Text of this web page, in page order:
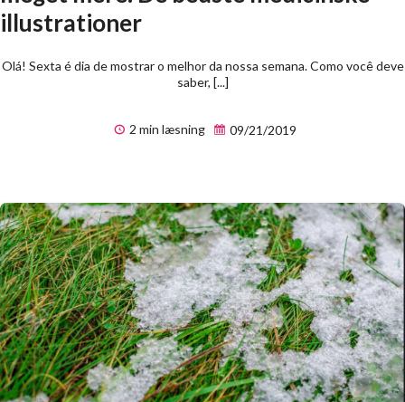
illustrationer
Olá! Sexta é dia de mostrar o melhor da nossa semana. Como você deve
saber, [...]
2 min læsning 09/21/2019